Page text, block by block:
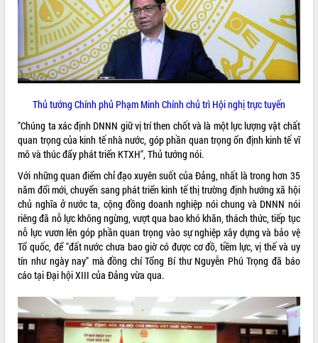
Lễ truy tặng danh hiệu “Bà Mẹ Việt
Nam Anh hùng” và trao Huân chương
Lao động
UBND tỉnh Đắk Lắk triển khai nhiệm
vụ 6 tháng cuối năm 2026
tỉnh khóa XI quyết nghị nhiều nội dung
quan trọng
Bí thư Tỉnh ủy Lương Nguyễn Minh
Triết thăm, tặng quà người có công với
Rà soát, hoàn thiện hệ thống thiết chế
văn hóa, thể thao đáp ứng yêu cầu
phát triển mới
Thường trực HĐND tỉnh Đắk Lắk gặp
mặt Đoàn chuyên gia y tế TP. Hồ Chí
Minh
Lễ truy điệu và an táng hài cốt liệt sĩ
Bàn giải pháp tháo gỡ khó khăn trong
xuất khẩu sầu riêng và triển khai quy
định EUDR
ALBUM ẢNH
LIÊN KẾT WEB
THỐNG KÊ TRUY CẬP
Tất cả:
66068576
Thủ tướng Chính phủ Phạm Minh Chính chủ trì Hội nghị trực tuyến
"Chúng ta xác định DNNN giữ vị trí then chốt và là một lực lượng vật chất
quan trọng của kinh tế nhà nước, góp phần quan trọng ổn định kinh tế vĩ
mô và thúc đẩy phát triển KTXH", Thủ tướng nói.
Với những quan điểm chỉ đạo xuyên suốt của Đảng, nhất là trong hơn 35
năm đổi mới, chuyển sang phát triển kinh tế thị trường định hướng xã hội
chủ nghĩa ở nước ta, cộng đồng doanh nghiệp nói chung và DNNN nói
riêng đã nỗ lực không ngừng, vượt qua bao khó khăn, thách thức, tiếp tục
nỗ lực vươn lên góp phần quan trọng vào sự nghiệp xây dựng và bảo vệ
Tổ quốc, để "đất nước chưa bao giờ có được cơ đồ, tiềm lực, vị thế và uy
tín như ngày nay" mà đồng chí Tổng Bí thư Nguyễn Phú Trọng đã báo
cáo tại Đại hội XIII của Đảng vừa qua.